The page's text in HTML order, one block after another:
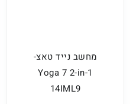
מחשב נייד טאצ-
Yoga 7 2-in-1
14IML9